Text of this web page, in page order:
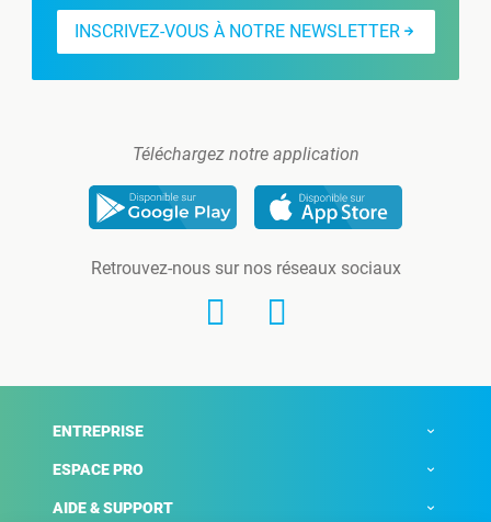
INSCRIVEZ-VOUS À NOTRE NEWSLETTER
Téléchargez notre application
Retrouvez-nous sur nos réseaux sociaux
ENTREPRISE
ESPACE PRO
AIDE & SUPPORT